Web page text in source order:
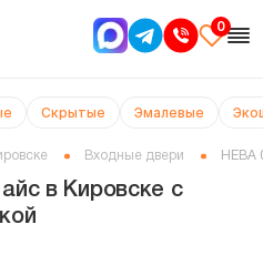
0
Скрытые Эмалевые
Входные двери НЕВА
в Кировске с